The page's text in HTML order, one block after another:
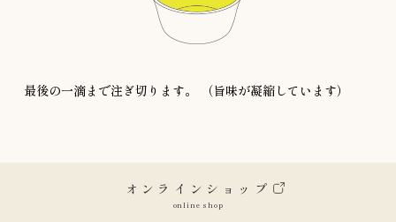
最後の一滴まで注ぎ切ります。 （旨味が凝縮しています）
オンラインショップ
online shop